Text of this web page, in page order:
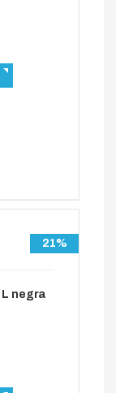
21%
L negra